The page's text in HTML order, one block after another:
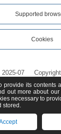
Supported
Cookies
2025-07
provide its contents
out more about
necessary to
stored.